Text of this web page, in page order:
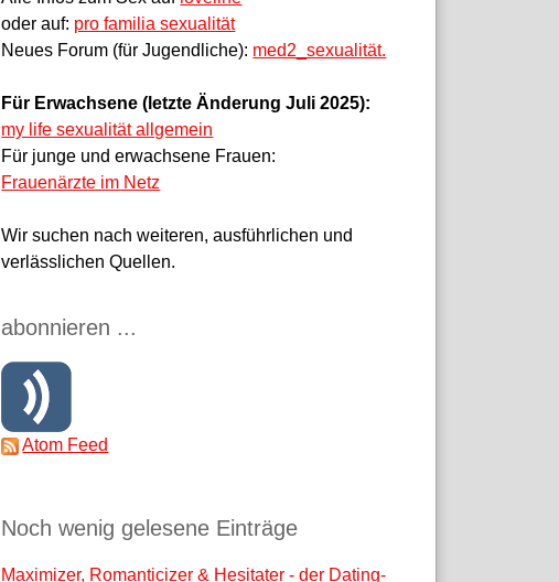
oder auf: pro familia sexualität
Neues Forum (für Jugendliche): med2_sexualität.
Für Erwachsene (letzte Änderung Juli 2025):
my life sexualität allgemein
Für junge und erwachsene Frauen:
Frauenärzte im Netz
Wir suchen nach weiteren, ausführlichen und
verlässlichen Quellen.
abonnieren ...
Atom Feed
Noch wenig gelesene Einträge
Maximizer, Romanticizer & Hesitater - der Dating-